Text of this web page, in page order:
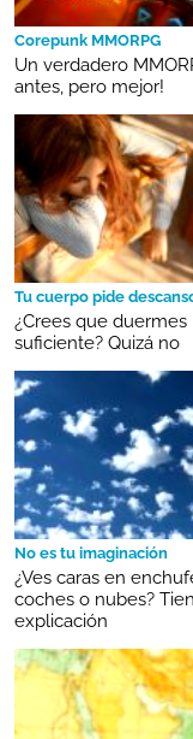
Corepunk MMORPG
Un verdadero
antes, pero mejor!
Tu cuerpo pide
¿Crees que duermes
suficiente? Quizá no
No es tu imaginación
¿Ves caras en
coches o nubes?
explicación